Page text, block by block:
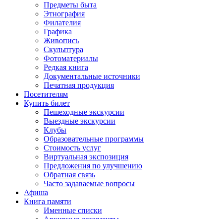
Предметы быта
Этнография
Филателия
Графика
Живопись
Скульптура
Фотоматериалы
Редкая книга
Документальные источники
Печатная продукция
Посетителям
Купить билет
Пешеходные экскурсии
Выездные экскурсии
Клубы
Образовательные программы
Стоимость услуг
Виртуальная экспозиция
Предложения по улучшению
Обратная связь
Часто задаваемые вопросы
Афиша
Книга памяти
Именные списки